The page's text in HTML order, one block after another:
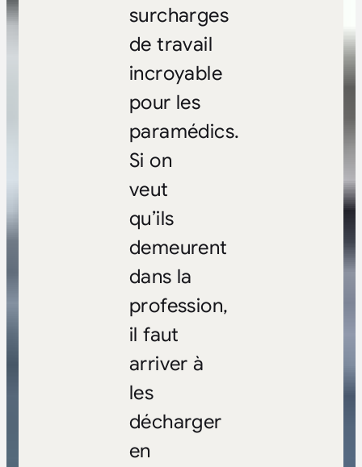
surcharges
de travail
incroyable
pour les
paramédics.
Si on
veut
qu’ils
demeurent
dans la
profession,
il faut
arriver à
les
décharger
en